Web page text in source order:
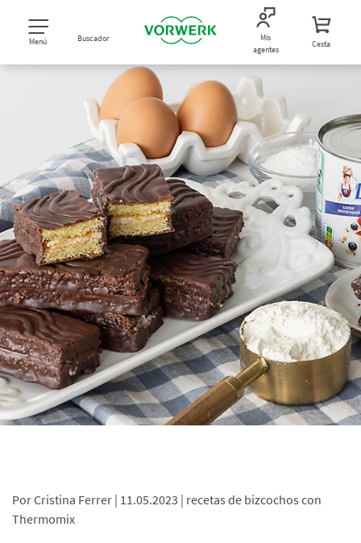
Menú Buscador
Mis
agentes
Cesta
Por Cristina Ferrer | 11.05.2023 | recetas de bizcochos con
Thermomix